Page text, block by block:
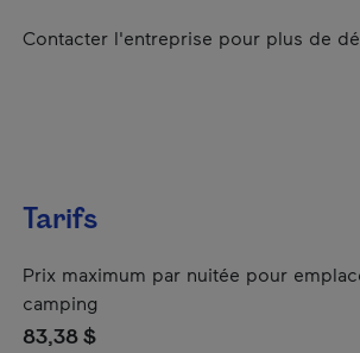
Contacter l'entreprise pour plus de
Tarifs
Prix maximum par nuitée pour
camping
83,38 $